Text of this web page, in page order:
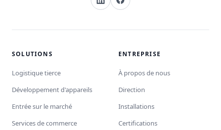
SOLUTIONS
Logistique tierce
Développement d'appareils
Entrée sur le marché
Services de commerce
ENTREPRISE
À propos de nous
Direction
Installations
Certifications